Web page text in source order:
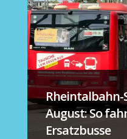
Rheintalbahn-
August: So
Ersatzbusse